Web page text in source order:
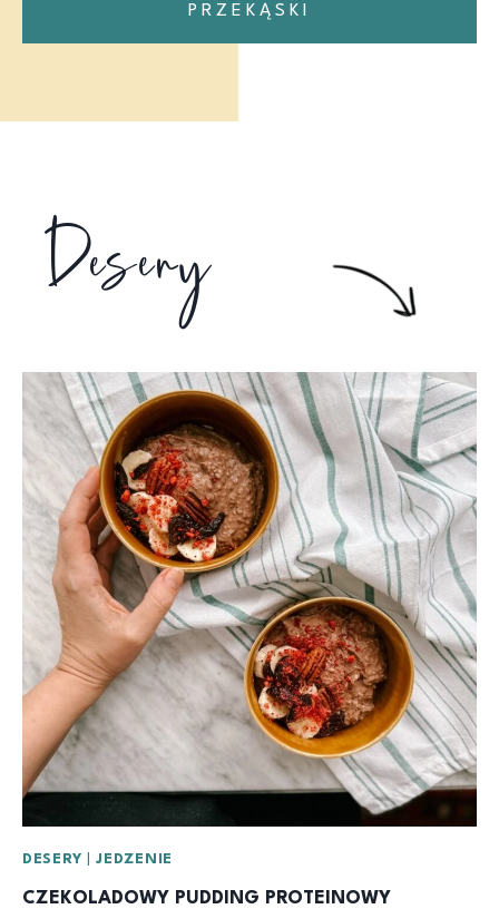
PRZEKĄSKI
Desery
DESERY |JEDZENIE
CZEKOLADOWY PUDDING PROTEINOWY